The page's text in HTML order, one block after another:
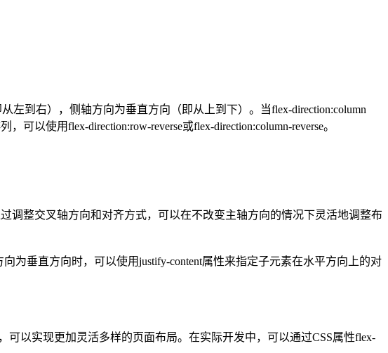
到右），侧轴方向为垂直方向（即从上到下）。当flex-direction:column
以使用flex-direction:row-reverse或flex-direction:column-reverse。
整交叉轴方向和对齐方式，可以在不改变主轴方向的情况下灵活地调整布
垂直方向时，可以使用justify-content属性来指定子元素在水平方向上的对
以实现更加灵活多样的页面布局。在实际开发中，可以通过CSS属性flex-